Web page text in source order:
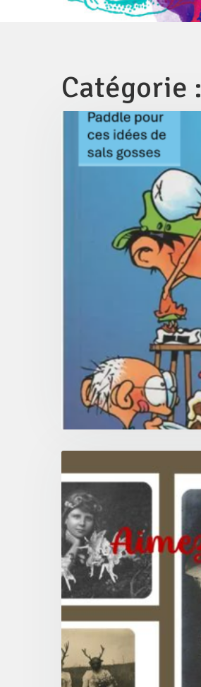
Catégorie :